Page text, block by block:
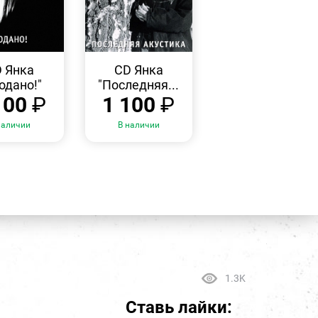
ПРОСМОТР
Янка
₽
ПРОСМОТР
CD Янка
"Последняя...
1 100₽
В наличии
1.3K
Ставь лайки: